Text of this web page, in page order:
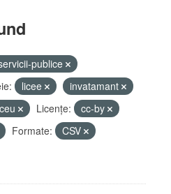
publice
licee
invatamant
Licenţe:
cc-by
Formate:
CSV